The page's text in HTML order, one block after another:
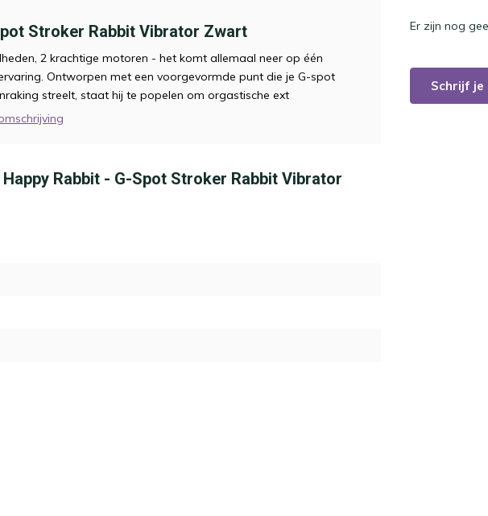
Stroker Rabbit Vibrator Zwart
2 krachtige motoren - het komt allemaal neer op één
Ontworpen met een voorgevormde punt die je G-spot
streelt, staat hij te popelen om orgastische ext
Rabbit - G-Spot Stroker Rabbit Vibrator
Er zijn nog
Schrijf